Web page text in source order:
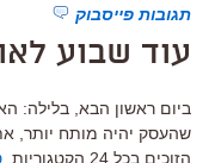
תגובות פייסבוק
עוד שבוע
ביום ראשון הבא, בלילה:
שהעסק יהיה מותח יותר,
הזוכים בכל 24 הקטגוריות.